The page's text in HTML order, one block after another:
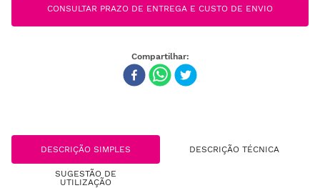
CONSULTAR PRAZO DE ENTREGA E CUSTO DE ENVIO
DESCRIÇÃO SIMPLES DESCRIÇÃO TÉCNICA
SUGESTÃO DE
UTILIZAÇÃO